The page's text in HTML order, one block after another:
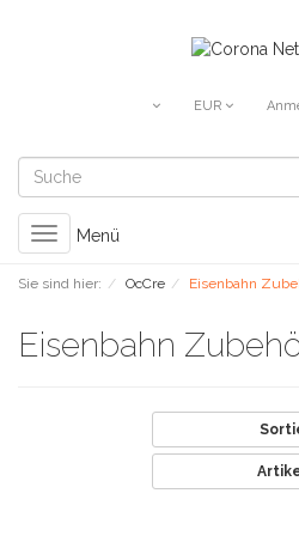
EUR
Toggle
navigation
Menü
Sie sind hier: OcCre Eisenbahn
Eisenbahn